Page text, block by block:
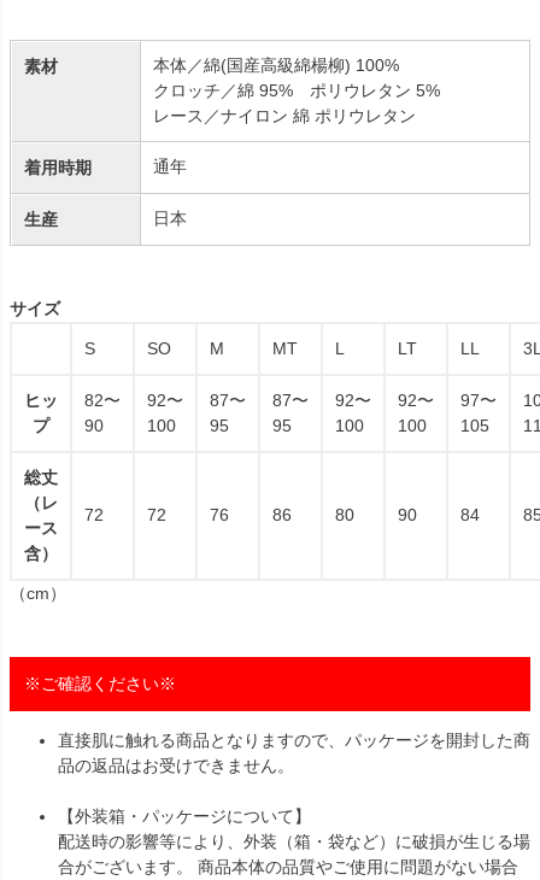
素材
本体／綿(国産高級綿楊柳) 100%
クロッチ／綿 95% ポリウレタン 5%
レース／ナイロン 綿 ポリウレタン
着用時期 通年
生産 日本
サイズ
S SO M MT L LT LL
ヒッ
プ
82〜
90
92〜
100
87〜
95
87〜
95
92〜
100
92〜
100
97〜
105
総丈
（レ
ース
含）
72 72 76 86 80 90 84
（cm）
※ご確認ください※
直接肌に触れる商品となりますので、パッケージを開封した商
品の返品はお受けできません。
【外装箱・パッケージについて】
配送時の影響等により、外装（箱・袋など）に破損が生じる場
合がございます。 商品本体の品質やご使用に問題がない場合